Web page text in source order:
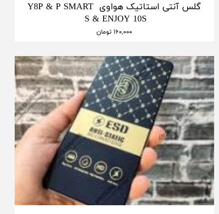
گلس آنتی استاتیک هواوی Y8P & P SMART
S & ENJOY 10S
۱۶۰,۰۰۰ تومان